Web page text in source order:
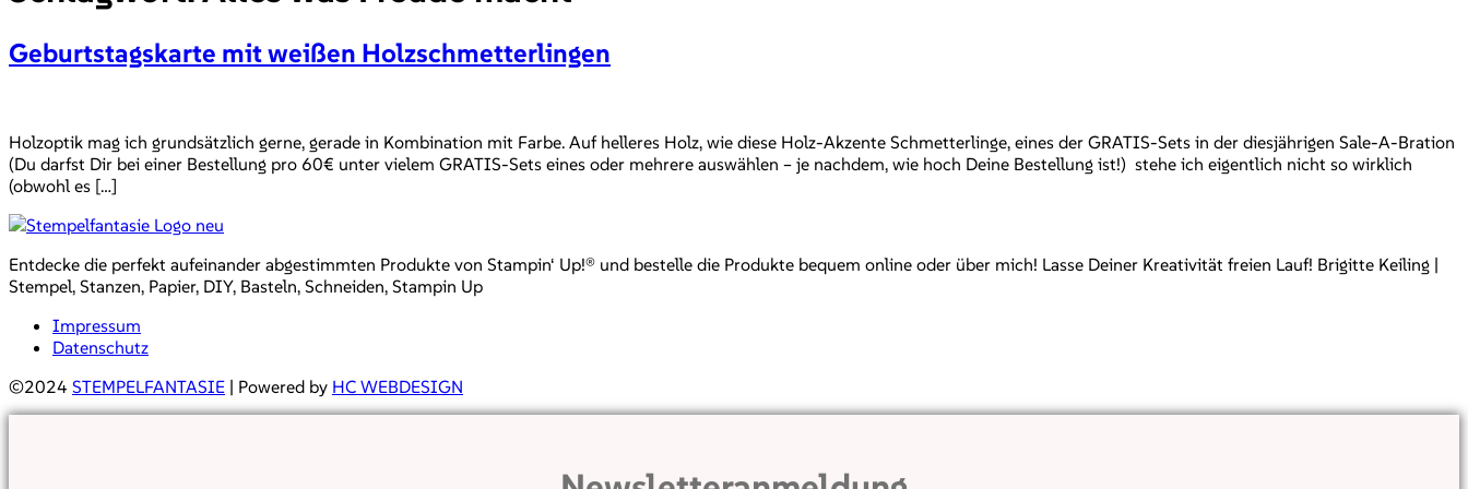
Geburtstagskarte mit weißen Holzschmetterlingen
Holzoptik mag ich grundsätzlich gerne, gerade in Kombination mit Farbe. Auf helleres Holz, wie diese Holz-Akzente Schmetterlinge, eines der GRATIS-Sets in der diesjährigen Sale-A-Bration
(Du darfst Dir bei einer Bestellung pro 60€ unter vielem GRATIS-Sets eines oder mehrere auswählen – je nachdem, wie hoch Deine Bestellung ist!) stehe ich eigentlich nicht so wirklich
(obwohl es […]
Entdecke die perfekt aufeinander abgestimmten Produkte von Stampin‘ Up!® und bestelle die Produkte bequem online oder über mich! Lasse Deiner Kreativität freien Lauf! Brigitte Keiling |
Stempel, Stanzen, Papier, DIY, Basteln, Schneiden, Stampin Up
Impressum
Datenschutz
©2024 STEMPELFANTASIE | Powered by HC WEBDESIGN